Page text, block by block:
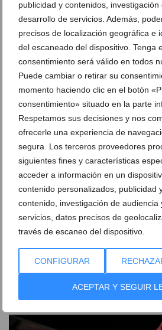
publicidad y contenidos,
desarrollo de servicios. Además,
precisos de localización geográfica e
del escaneado del dispositivo. Tenga
consentimiento será válido en todos
Puede cambiar o retirar su
momento haciendo clic en el botón
consentimiento» situado en la parte
Respetamos sus decisiones y nos
ofrecerle una experiencia de
segura. Los terceros proveedores
siguientes fines y características
acceder a información en un
contenido personalizados, publicidad
contenido, investigación de audiencia
servicios, datos precisos de
través de escaneo del dispositivo.
CONFIGURAR
ACEPTAR Y SEGUIR
Hito histórico del Club Natació
Campeonato de España Infantil
21 de julio de 2026
Dénia estrena 60.000 euros en